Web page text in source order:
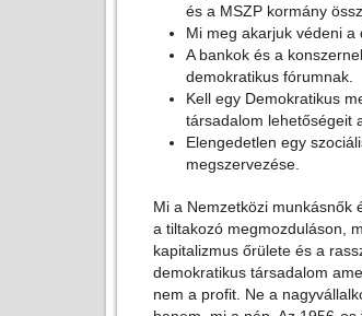
és a MSZP kormány
Mi meg akarjuk védeni a
A bankok és a
demokratikus fórumnak.
Kell egy Demokratikus
társadalom lehetőségeit
Elengedetlen egy
megszervezése.
Mi a Nemzetközi munkásnők
a tiltakozó megmozduláson,
kapitalizmus őrülete és a
demokratikus társadalom
nem a profit. Ne a